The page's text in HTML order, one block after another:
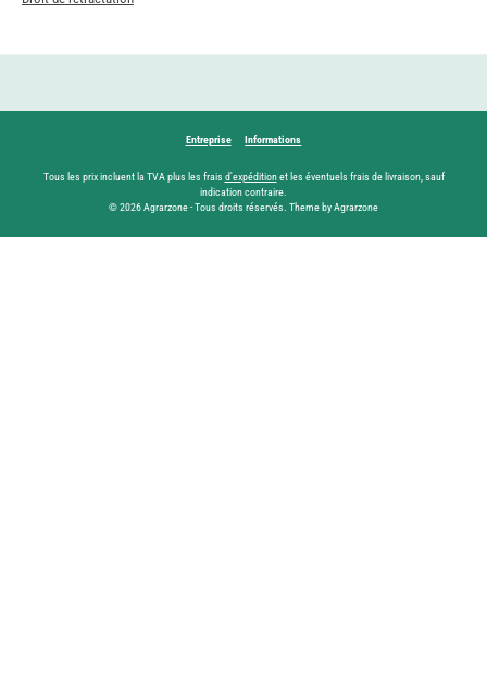
Entreprise Informations
Tous les prix incluent la TVA plus les frais d'expéditionet les éventuels frais de livraison, sauf
indication contraire.
© 2026 Agrarzone - Tous droits réservés. Theme by Agrarzone